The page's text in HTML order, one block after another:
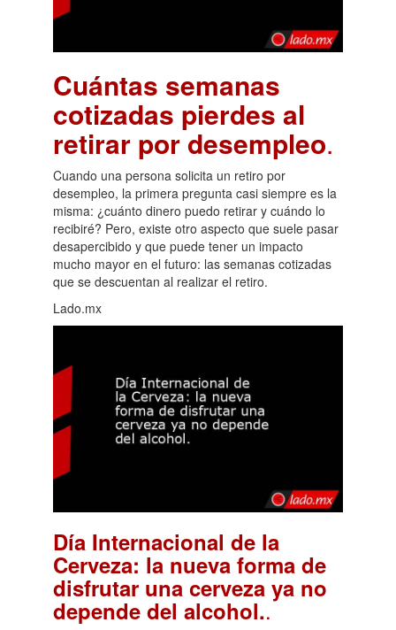
Cuántas semanas
cotizadas pierdes al
retirar por desempleo.
Cuando una persona solicita un retiro por
desempleo, la primera pregunta casi siempre es la
misma: ¿cuánto dinero puedo retirar y cuándo lo
recibiré? Pero, existe otro aspecto que suele pasar
desapercibido y que puede tener un impacto
mucho mayor en el futuro: las semanas cotizadas
que se descuentan al realizar el retiro.
Lado.mx
Día Internacional de la
Cerveza: la nueva forma de
disfrutar una cerveza ya no
depende del alcohol..